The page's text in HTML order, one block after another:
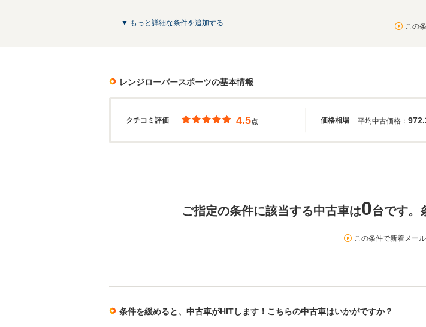
▼ もっと詳細な条件を追加する この
レンジローバースポーツの基本情報
クチコミ評価 価格相場
4.5点 平均中古価格：
ご指定の条件に該当する中古車は0台です。
この条件で新着メー
条件を緩めると、中古車がHITします！こちらの中古車はいかがですか？